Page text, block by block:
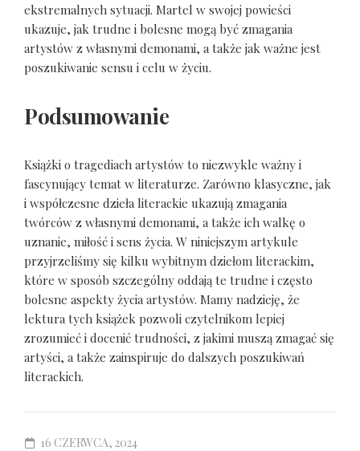
ekstremalnych sytuacji. Martel w swojej powieści
ukazuje, jak trudne i bolesne mogą być zmagania
artystów z własnymi demonami, a także jak ważne jest
poszukiwanie sensu i celu w życiu.
Podsumowanie
Książki o tragediach artystów to niezwykle ważny i
fascynujący temat w literaturze. Zarówno klasyczne, jak
i współczesne dzieła literackie ukazują zmagania
twórców z własnymi demonami, a także ich walkę o
uznanie, miłość i sens życia. W niniejszym artykule
przyjrzeliśmy się kilku wybitnym dziełom literackim,
które w sposób szczególny oddają te trudne i często
bolesne aspekty życia artystów. Mamy nadzieję, że
lektura tych książek pozwoli czytelnikom lepiej
zrozumieć i docenić trudności, z jakimi muszą zmagać się
artyści, a także zainspiruje do dalszych poszukiwań
literackich.
16 CZERWCA, 2024